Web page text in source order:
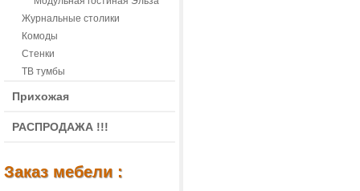
Журнальные столики
Комоды
Стенки
ТВ тумбы
Прихожая
РАСПРОДАЖА !!!
Заказ мебели :